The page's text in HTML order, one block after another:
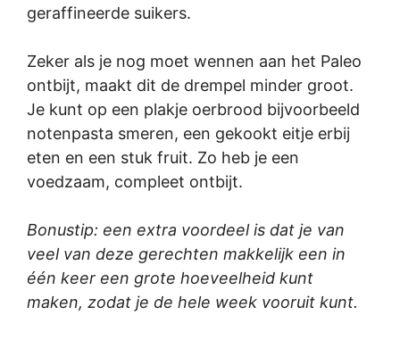
geraffineerde suikers.
Zeker als je nog moet wennen aan het Paleo
ontbijt, maakt dit de drempel minder groot.
Je kunt op een plakje oerbrood bijvoorbeeld
notenpasta smeren, een gekookt eitje erbij
eten en een stuk fruit. Zo heb je een
voedzaam, compleet ontbijt.
Bonustip: een extra voordeel is dat je van
veel van deze gerechten makkelijk een in
één keer een grote hoeveelheid kunt
maken, zodat je de hele week vooruit kunt.